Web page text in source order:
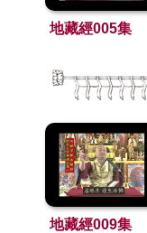
地藏經005集
地藏經009集